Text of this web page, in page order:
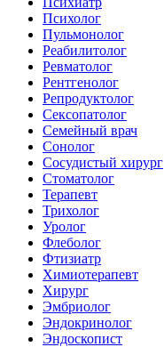
Психолог
Пульмонолог
Реабилитолог
Ревматолог
Рентгенолог
Репродуктолог
Сексопатолог
Семейный врач
Сонолог
Сосудистый хирург
Стоматолог
Терапевт
Трихолог
Уролог
Флеболог
Фтизиатр
Химиотерапевт
Хирург
Эмбриолог
Эндокринолог
Эндоскопист